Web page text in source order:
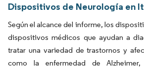
Dispositivos de Neurología en
Según el alcance del informe, los
dispositivos médicos que ayudan a
tratar una variedad de trastornos y
como la enfermedad de